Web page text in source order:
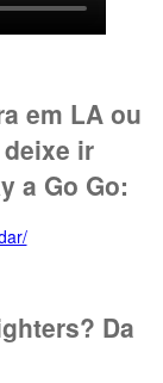
em LA ou
ir
a Go Go:
Da